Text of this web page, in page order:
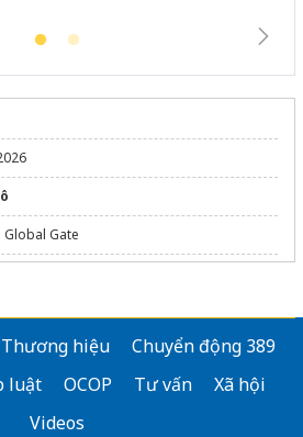
Global Gate
Thương hiệu
Chuyển động 389
luật
OCOP Tư vấn
Xã hội
Videos